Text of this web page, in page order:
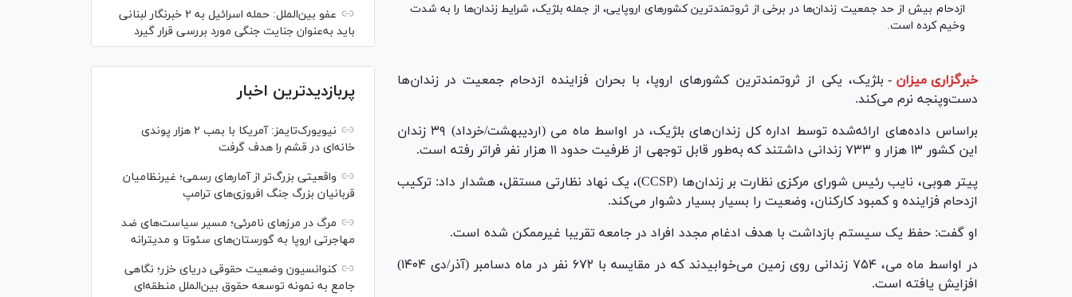
ازدحام بیش از حد جمعیت زندان‌ها در برخی از ثروتمندترین کشور‌های اروپایی، از جمله بلژیک، شرایط زندان‌ها را به شدت
وخیم کرده است.
خبرگزاری میزان - بلژیک، یکی از ثروتمندترین کشور‌های اروپا، با بحران فزاینده ازدحام جمعیت در زندان‌ها
دست‌وپنجه نرم می‌کند.
براساس داده‌های ارائه‌شده توسط اداره کل زندان‌های بلژیک، در اواسط ماه می (اردیبهشت/خرداد) ۳۹ زندان
این کشور ۱۳ هزار و ۷۳۳ زندانی داشتند که به‌طور قابل توجهی از ظرفیت حدود ۱۱ هزار نفر فراتر رفته است.
پیتر هوبی، نایب رئیس شورای مرکزی نظارت بر زندان‌ها (CCSP)، یک نهاد نظارتی مستقل، هشدار داد: ترکیب
ازدحام فزاینده و کمبود کارکنان، وضعیت را بسیار بسیار دشوار می‌کند.
او گفت: حفظ یک سیستم بازداشت با هدف ادغام مجدد افراد در جامعه تقریبا غیرممکن شده است.
در اواسط ماه می، ۷۵۴ زندانی روی زمین می‌خوابیدند که در مقایسه با ۶۷۲ نفر در ماه دسامبر (آذر/دی ۱۴۰۴)
افزایش یافته است.
عفو بین‌الملل: حمله اسرائیل به ۲ خبرنگار لبنانی
باید به‌عنوان جنایت جنگی مورد بررسی قرار گیرد
پربازدیدترین اخبار
نیویورک‌تایمز: آمریکا با بمب ۲ هزار پوندی
خانه‌ای در قشم را هدف گرفت
واقعیتی بزرگ‌تر از آمار‌های رسمی؛ غیرنظامیان
قربانیان بزرگ جنگ افروزی‌های ترامپ
مرگ در مرز‌های نامرئی؛ مسیر سیاست‌های ضد
مهاجرتی اروپا به گورستان‌های سئوتا و مدیترانه
کنوانسیون وضعیت حقوقی دریای خزر؛ نگاهی
جامع به نمونه توسعه حقوق بین‌الملل منطقه‌ای